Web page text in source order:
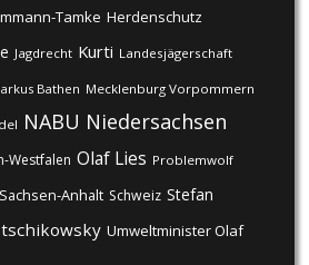
Tamke Herdenschutz
Jagdrecht Kurti Landesjägerschaft
Bathen Mecklenburg Vorpommern
NABU Niedersachsen
Westfalen Olaf Lies Problemwolf
Sachsen-Anhalt Schweiz Stefan
Umweltminister Olaf